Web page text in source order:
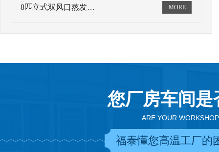
8匹立式双风口蒸发…
您厂房车间
ARE YOUR
福泰懂您高温工厂的